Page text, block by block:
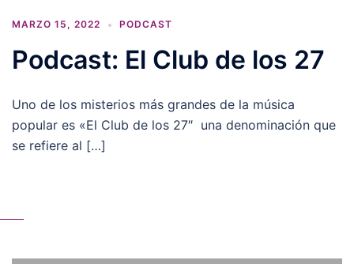
MARZO 15, 2022 PODCAST
Podcast: El Club de los 27
Uno de los misterios más grandes de la música
popular es «El Club de los 27″ una denominación que
se refiere al […]